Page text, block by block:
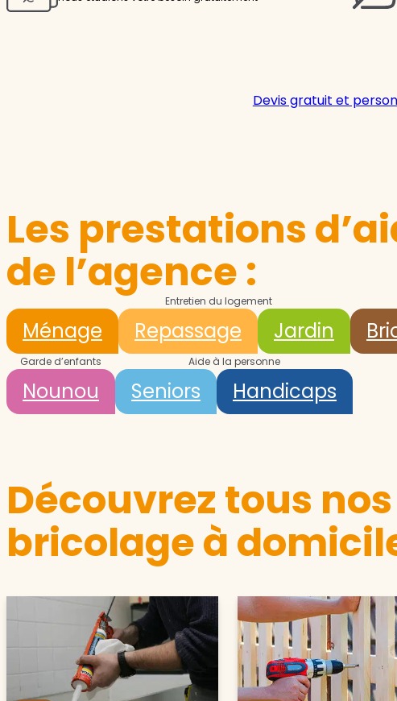
Devis gratuit et
Les prestations
de l’agence :
Entretien du logement
Ménage Repassage Jardin
Garde d’enfants
Nounou
Aide à la personne
Seniors Handicaps
Découvrez tous
bricolage à